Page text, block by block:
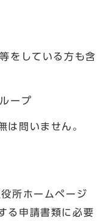
をしている方も含
ープ
問いません。
所ホームページ
る申請書類に必要